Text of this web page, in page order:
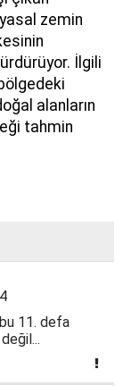
zemin
İlgili
alanların
tahmin
11. defa